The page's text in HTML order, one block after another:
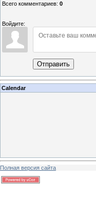
Всего комментариев: 0
Войдите:
Отправить
Calendar
Полная версия сайта